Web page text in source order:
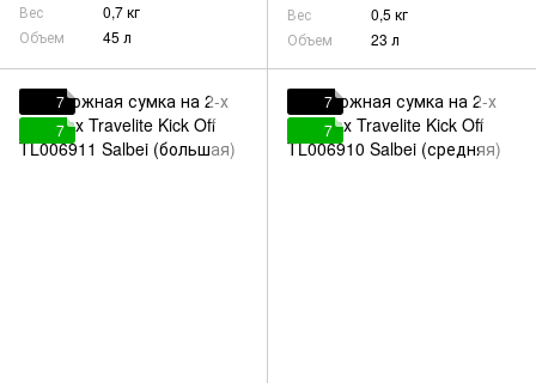
Вес
0,7 кг
Объем
45 л
Вес
0,5 кг
Объем
23 л
7
7
7
7